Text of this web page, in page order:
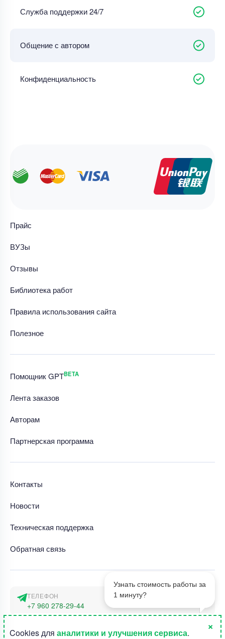
Служба поддержки 24/7
Общение с автором
Конфиденциальность
1
Узнать стоимость работы за
1 минуту?
Прайс
ВУЗы
Отзывы
Библиотека работ
Правила использования сайта
Полезное
Помощник GPTBETA
Лента заказов
Авторам
Партнерская программа
Контакты
Новости
Техническая поддержка
Обратная связь
ТЕЛЕФОН
+7 960 278-29-44
г. Москва, наб. Тараса Шевченко 23а
Cookies для аналитики и улучшения сервиса.
×